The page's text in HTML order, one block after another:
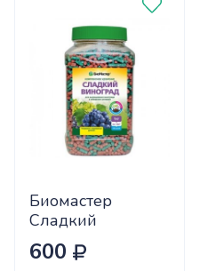
Биомастер
Сладкий
виноград компл.
мин. удобрение
600